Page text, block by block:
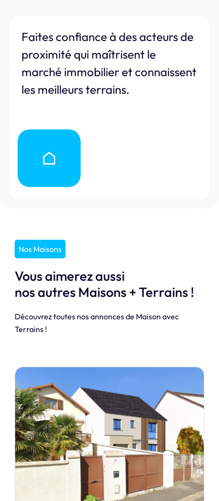
Faites confiance à des acteurs de
proximité qui maîtrisent le
marché immobilier et connaissent
les meilleurs terrains.
Nos Maisons
Vous aimerez aussi
nos autres Maisons + Terrains !
Découvrez toutes nos annonces de Maison avec
Terrains !